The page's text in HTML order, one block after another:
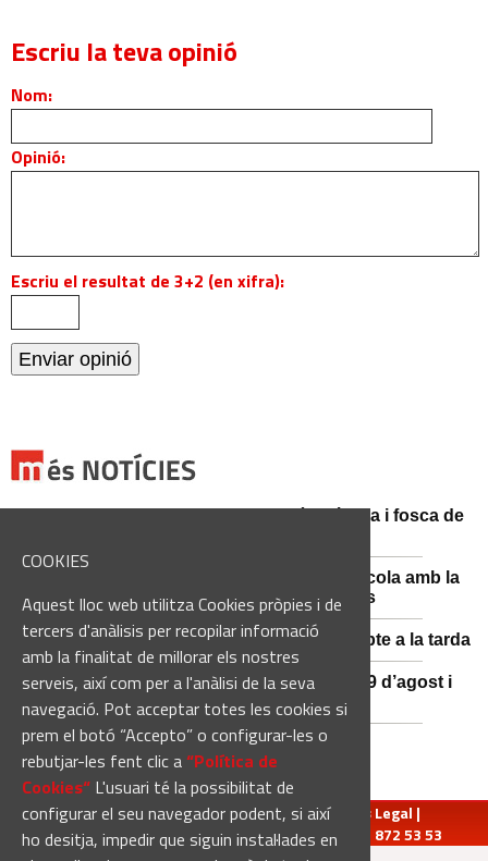
COOKIES
Aquest lloc web utilitza Cookies pròpies i de
tercers d'anàlisis per recopilar informació
amb la finalitat de millorar els nostres
serveis, així com per a l'anàlisi de la seva
navegació. Pot acceptar totes les cookies si
prem el botó “Accepto” o configurar-les o
rebutjar-les fent clic a“Política de
Cookies“ L'usuari té la possibilitat de
configurar el seu navegador podent, si així
ho desitja, impedir que siguin instal·lades en
Escriu la teva opinió
Nom:
Opinió:
Escriu el resultat de 3+2 (en xifra):
Catalunya es prepara per a la nit més màgica i fosca de
Sant Fruitós posa en valor el patrimoni agrícola amb la
restauració i exposició de peces històriques
Es manté la previsió de pluges fortes dissabte a la tarda
El 3x3 de bàsquet de Solsona s’avança al 29 d’agost i
estrena premis en metàl·lic
redaccio@manresadiari.cat|Qui som Avís Legal |
Pompeu Fabra, 7-13, 08240-Manresa | Tel.: 93 872 53 53